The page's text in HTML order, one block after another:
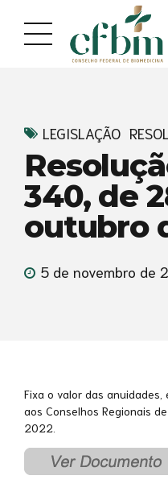
conteúdo
navegação
LEGISLAÇÃO
340, de
outubro
5 de novembro de
Fixa o valor das
aos Conselhos Regionais
2022.